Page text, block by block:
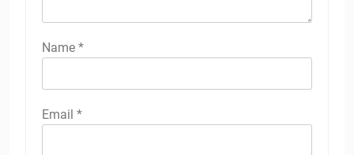
Name *
Email *